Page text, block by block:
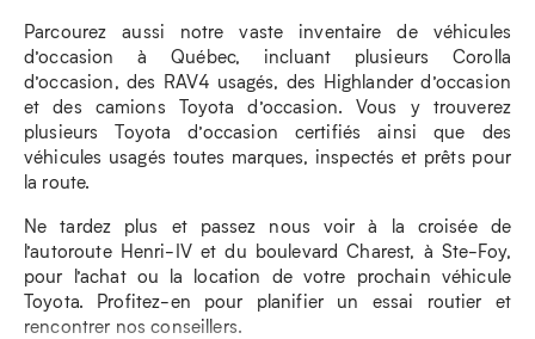
Parcourez aussi notre vaste inventaire de véhicules
d’occasion à Québec, incluant plusieurs Corolla
d’occasion, des RAV4 usagés, des Highlander d’occasion
et des camions Toyota d’occasion. Vous y trouverez
plusieurs Toyota d’occasion certifiés ainsi que des
véhicules usagés toutes marques, inspectés et prêts pour
la route.
Ne tardez plus et passez nous voir à la croisée de
l’autoroute Henri-IV et du boulevard Charest, à Ste-Foy,
pour l’achat ou la location de votre prochain véhicule
Toyota. Profitez-en pour planifier un essai routier et
rencontrer nos conseillers.